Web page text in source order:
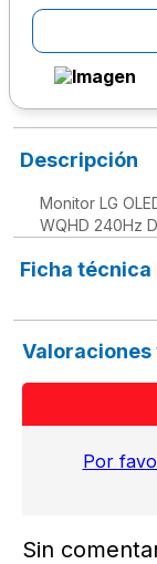
Descripción
Monitor LG
WQHD 240Hz
Ficha técnica
Valoraciones
Por
Sin